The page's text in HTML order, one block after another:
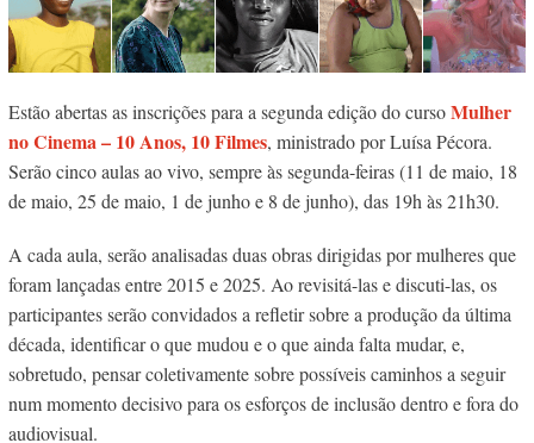
Estão abertas as inscrições para a segunda edição docursoMulher
no Cinema – 10 Anos, 10 Filmes, ministrado por Luísa Pécora.
Serão cinco aulas ao vivo, sempre às segunda-feiras (11 de maio, 18
de maio, 25 de maio, 1 de junho e 8 de junho), das 19h às 21h30.
A cada aula, serão analisadas duas obras dirigidas por mulheres que
foram lançadas entre 2015 e 2025. Ao revisitá-las e discuti-las, os
participantes serão convidados a refletir sobre a produção da última
década, identificar o que mudou e o que ainda falta mudar, e,
sobretudo, pensar coletivamente sobre possíveis caminhos a seguir
num momento decisivo para os esforços de inclusão dentro e fora do
audiovisual.